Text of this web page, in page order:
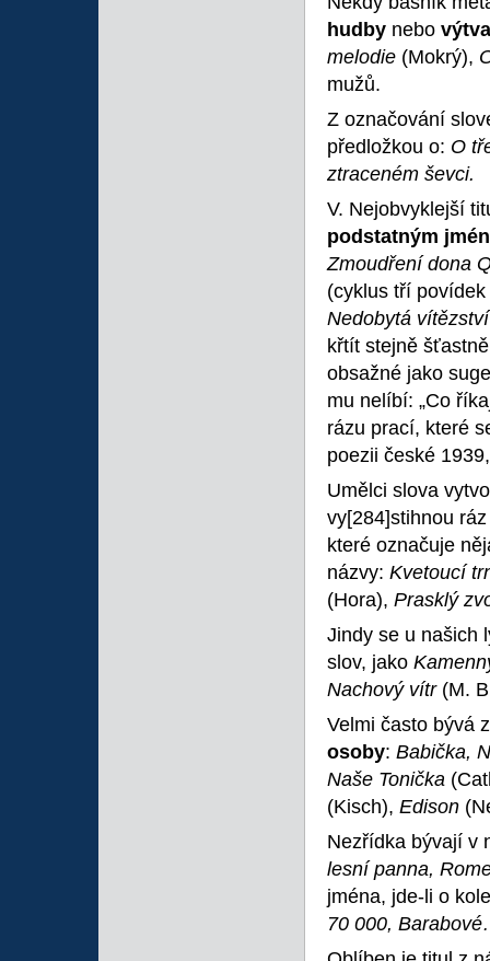
hudby nebo
melodie (Mokrý),
mužů.
Z označování
předložkou o: O
ztraceném ševci.
V. Nejobvyklejší
podstatným
Zmoudření dona
(cyklus tří
Nedobytá
křtít stejně
obsažné jako
mu nelíbí: „Co
rázu prací, které
poezii české
Umělci slova
vy[284]stihnou
které označuje
názvy: Kvetoucí
(Hora), Prasklý
Jindy se u našich
slov, jako
Nachový vítr (M.
Velmi často bývá
osoby: Babička,
Naše Tonička
(Kisch), Edison
Nezřídka bývají v
lesní panna,
jména, jde-li o
70 000,